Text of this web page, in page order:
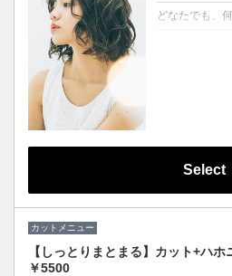
どなたでも、
Select
カットメニュー
【しっとりまとまる】カット+ハホ
￥5500